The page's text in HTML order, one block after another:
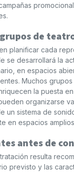
de
planificar cada
se desarrollará la
en espacios
Muchos
la puesta
organizarse
un sistema de
en espacios
antes de
resulta
previsto y las